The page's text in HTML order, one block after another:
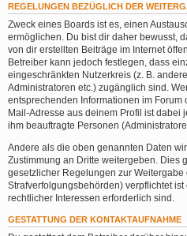
REGELUNGEN BEZÜGLICH DER
Zweck eines Boards ist es, einen
ermöglichen. Du bist dir daher bewusst,
von dir erstellten Beiträge im Internet
Betreiber kann jedoch festlegen, dass
eingeschränkten Nutzerkreis (z. B.
Administratoren etc.) zugänglich sind.
entsprechenden Informationen im
Mail-Adresse aus deinem Profil ist dabei
ihm beauftragte Personen
Andere als die oben genannten Daten
Zustimmung an Dritte weitergeben. Dies
gesetzlicher Regelungen zur Weitergabe
Strafverfolgungsbehörden) verpflichtet
rechtlicher Interessen erforderlich sind.
GESTATTUNG DER KONTAKTAUFNAHME